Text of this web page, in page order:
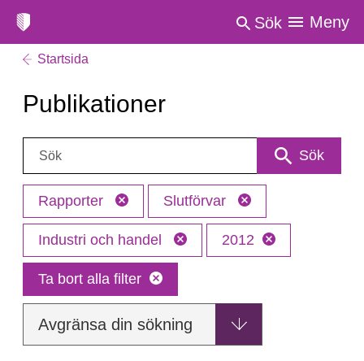
Sök Meny
Startsida
Publikationer
Sök: Sök
Rapporter Slutförvar
Industri och handel 2012
Ta bort alla filter
Avgränsa din sökning